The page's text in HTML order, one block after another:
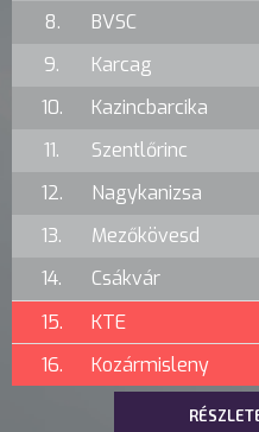
8.
BVSC
9.
Karcag
10.
Kazincbarcika
11.
Szentlőrinc
12.
Nagykanizsa
13.
Mezőkövesd
14.
Csákvár
15.
KTE
16.
Kozármisleny